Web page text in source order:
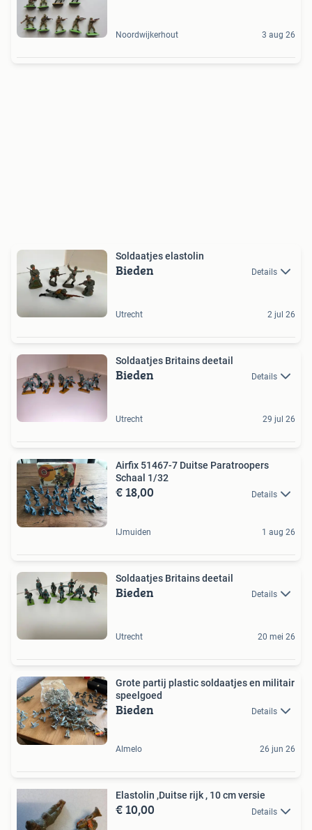
Noordwijkerhout 3 aug 26
Soldaatjes elastolin
Bieden Details
Utrecht 2 jul 26
Soldaatjes Britains deetail
Bieden Details
Utrecht 29 jul 26
Airfix 51467-7 Duitse Paratroopers
Schaal 1/32
€ 18,00 Details
IJmuiden 1 aug 26
Soldaatjes Britains deetail
Bieden Details
Utrecht 20 mei 26
Grote partij plastic soldaatjes en militair
speelgoed
Bieden Details
Almelo 26 jun 26
Elastolin ,Duitse rijk , 10 cm versie
€ 10,00 Details